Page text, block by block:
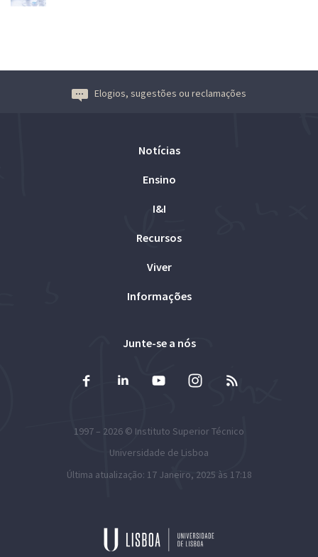
Elogios, sugestões ou reclamações
Notícias
Ensino
I&I
Recursos
Viver
Informações
Junte-se a nós
1997 – 2026 © Instituto Superior Técnico
Universidade de Lisboa
Última atualização: 17 Janeiro, 2025 às 17:18